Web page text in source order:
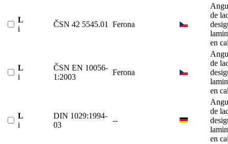
L
i
ČSN 42 5545.01 Ferona
de
en
L
i
ČSN EN 10056-
1:2003
Ferona
de
en
L
i
DIN 1029:1994-
03
--
de
en